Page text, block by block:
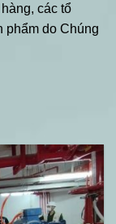
các tổ
phẩm do Chúng